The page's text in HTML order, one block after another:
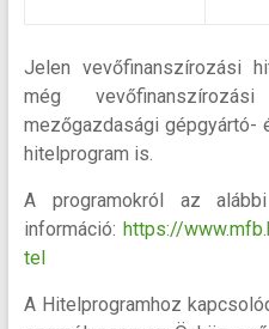
Jelen vevőfinanszírozási
még
mezőgazdasági gépgyártó-
hitelprogram is.
A programokról az
információ: https://
tel
A Hitelprogramhoz